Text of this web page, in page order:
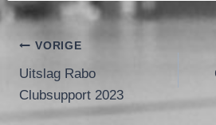
Bericht
navigatie
VORIGE
Uitslag Rabo
Clubsupport 2023